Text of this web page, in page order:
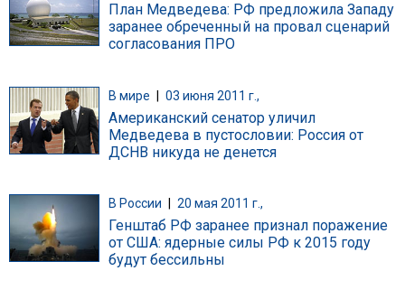
План Медведева: РФ предложила Западу
заранее обреченный на провал сценарий
согласования ПРО
В мире | 03 июня 2011 г.,
Американский сенатор уличил
Медведева в пустословии: Россия от
ДСНВ никуда не денется
В России 20 мая 2011 г.,
Генштаб РФ заранее признал поражение
от США: ядерные силы РФ к 2015 году
будут бессильны